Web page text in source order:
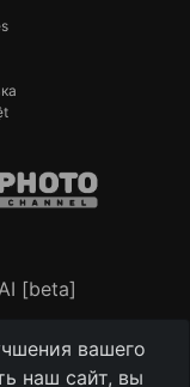
вашего
наш сайт, вы
[beta]
Privacy Policyand